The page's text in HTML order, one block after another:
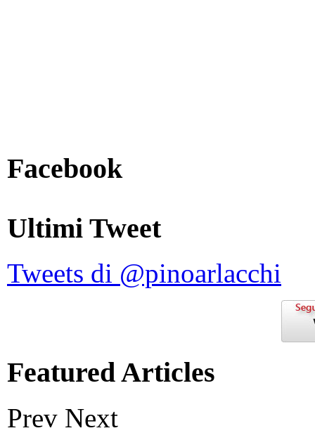
Facebook
Ultimi Tweet
Tweets di @pinoarlacchi
Featured Articles
Prev Next